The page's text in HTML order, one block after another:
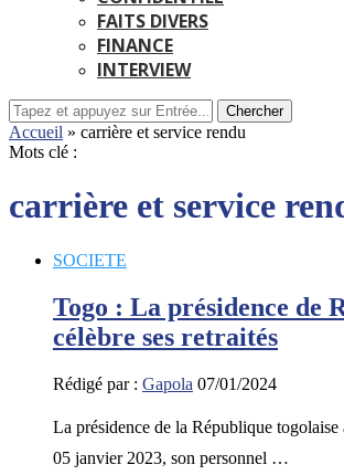
FAITS DIVERS
FINANCE
INTERVIEW
Chercher
Accueil » carrière et service rendu
Mots clé :
carrière et service
SOCIETE
Togo : La présidence de
célèbre ses retraités
Rédigé par : Gapola 07/01/2024
La présidence de la République togolaise
05 janvier 2023, son personnel …